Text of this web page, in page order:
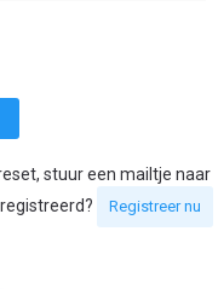
stuur een mailtje naar
Registreer nu